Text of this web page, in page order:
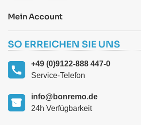
Mein Account
SO ERREICHEN SIE UNS
+49 (0)9122-888 447-0
Service-Telefon
info@bonremo.de
24h Verfügbarkeit